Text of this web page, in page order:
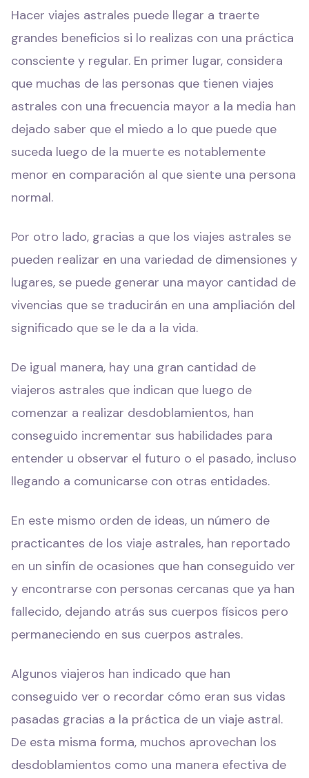
Hacer viajes astrales puede llegar a traerte
grandes beneficios si lo realizas con una práctica
consciente y regular. En primer lugar, considera
que muchas de las personas que tienen viajes
astrales con una frecuencia mayor a la media han
dejado saber que el miedo a lo que puede que
suceda luego de la muerte es notablemente
menor en comparación al que siente una persona
normal.
Por otro lado, gracias a que los viajes astrales se
pueden realizar en una variedad de dimensiones y
lugares, se puede generar una mayor cantidad de
vivencias que se traducirán en una ampliación del
significado que se le da a la vida.
De igual manera, hay una gran cantidad de
viajeros astrales que indican que luego de
comenzar a realizar desdoblamientos, han
conseguido incrementar sus habilidades para
entender u observar el futuro o el pasado, incluso
llegando a comunicarse con otras entidades.
En este mismo orden de ideas, un número de
practicantes de los viaje astrales, han reportado
en un sinfín de ocasiones que han conseguido ver
y encontrarse con personas cercanas que ya han
fallecido, dejando atrás sus cuerpos físicos pero
permaneciendo en sus cuerpos astrales.
Algunos viajeros han indicado que han
conseguido ver o recordar cómo eran sus vidas
pasadas gracias a la práctica de un viaje astral.
De esta misma forma, muchos aprovechan los
desdoblamientos como una manera efectiva de